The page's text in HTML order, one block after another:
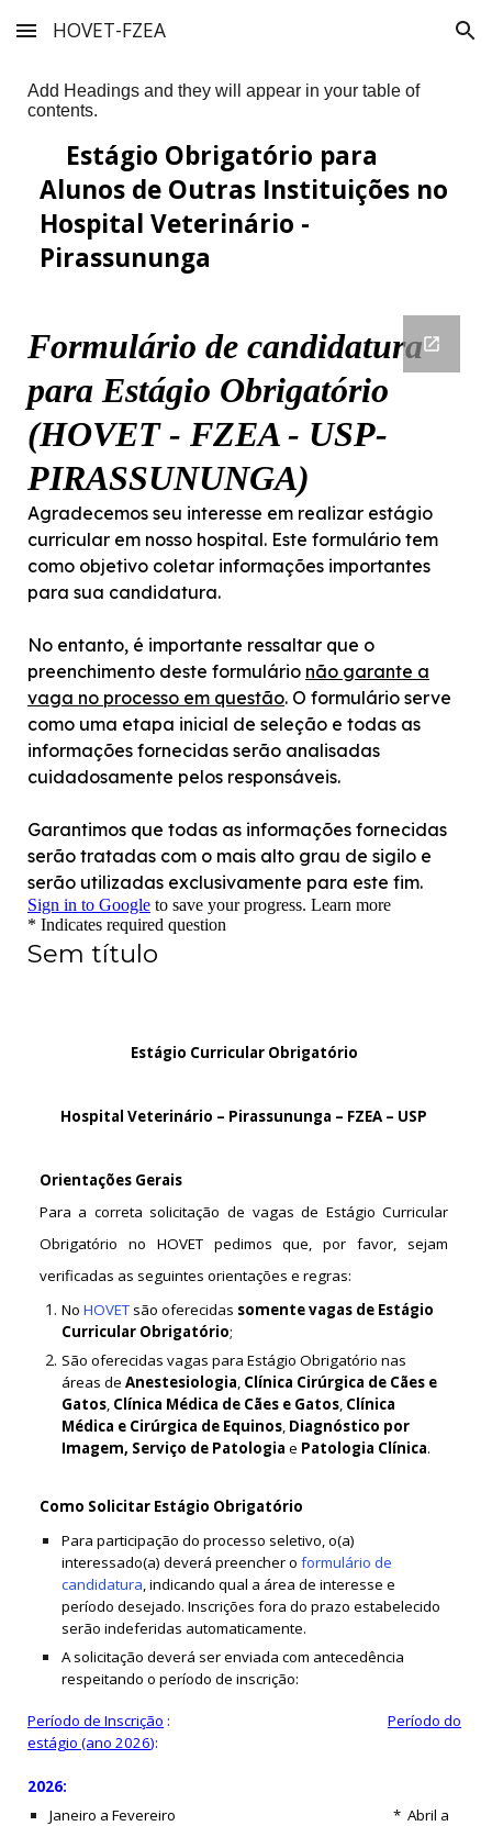
Skip to main content Skip to navigation
HOVET-FZEA
Add Headings and they will appear in your table of
contents.
Estágio Obrigatório para
Alunos de Outras Instituições no
Hospital Veterinário -
Pirassununga
Estágio Curricular Obrigatório
Hospital Veterinário – Pirassununga – FZEA – USP
Orientações Gerais
Para a correta solicitação de vagas de Estágio Curricular
Obrigatório no HOVET pedimos que, por favor, sejam
verificadas as seguintes orientações e regras:
No HOVETsão oferecidas somente vagas de Estágio
Curricular Obrigatório;
São oferecidas vagas para Estágio Obrigatório nas
áreas de Anestesiologia, Clínica Cirúrgica de Cães e
Gatos, Clínica Médica de Cães e Gatos, Clínica
Médica e Cirúrgica de Equinos, Diagnóstico por
Imagem, Serviço de Patologia e Patologia Clínica.
Como Solicitar Estágio Obrigatório
Para participação do processo seletivo, o(a)
interessado(a) deverá preencher o formulário de
candidatura, indicando qual a área de interesse e
período desejado. Inscrições fora do prazo estabelecido
serão indeferidas automaticamente.
A solicitação deverá ser enviada com antecedência
respeitando o período de inscrição:
Período de Inscrição :
Período do
estágio (ano 2026):
2026:
Janeiro a Fevereiro *Abril a